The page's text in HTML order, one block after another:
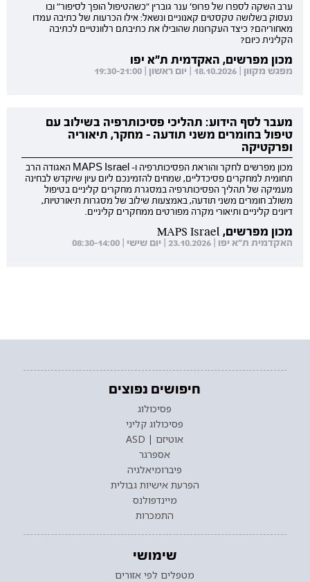
ערב השקה לספרו של פרופ' ענר גוברין "כשהטיפול הופך לסיפור" ובו
נעסוק בשלושה טקסטים קאנוניים ונשאל: אילו הכרעות של כתיבה עמדו
מאחוריהם? כיצד העקרונות שהובילו את כתיבתם רלוונטיים לכתיבה
הקלינית כיום?
מכון מפרשים, האקדמית ת"א יפו
מפגש מקוון | 18.10.2026 | יום ראשון | 19:30-21:00
מעבר לסף הידוע: תהליכי פסיכותרפיה בשילוב עם
טיפול בחומרים משני תודעה - מחקר, תיאוריה
ופרקטיקה
מכון מפרשים לחקר והוראת הפסיכותרפיה ו- MAPS Israel האגודה הרב
תחומית למחקרים פסיכדליים, שמחים להזמינכם ליום עיון שיוקדש לבחינה
מעמיקה של תהליך הפסיכותרפיה במסגרת מחקרים קליניים בטיפול
משולב חומרים משני תודעה, באמצעות שילוב של מסגרות תיאורטיות,
דיונים קליניים ותיאורי מקרה מפורטים ממחקרים קליניים.
מכון מפרשים, MAPS Israel
האקדמית ת"א יפו | 23.10.2026 | יום שישי | 08:30-14:00
חיפושים נפוצים
פסיכולוג
פסיכולוג קליני
אוטיזם | ASD
אספרגר
פיברומיאלגיה
הפרעת אישיות גבולית
מיינדפולנס
התמכרות
שימושי
מטפלים לפי אזורים